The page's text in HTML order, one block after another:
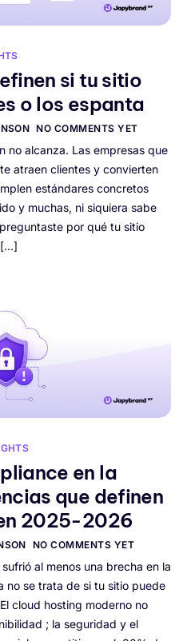
si tu sitio
o los espanta
NO COMMENTS YET
no alcanza. Las empresas que
atraen clientes y convierten
estándares concretos
y muchas, ni siquiera sabe
por qué tu sitio
[…]
en la
que definen
2025-2026
NO COMMENTS YET
al menos una brecha en la
no se trata de si tu sitio puede
cloud hosting moderno no
; la seguridad y el